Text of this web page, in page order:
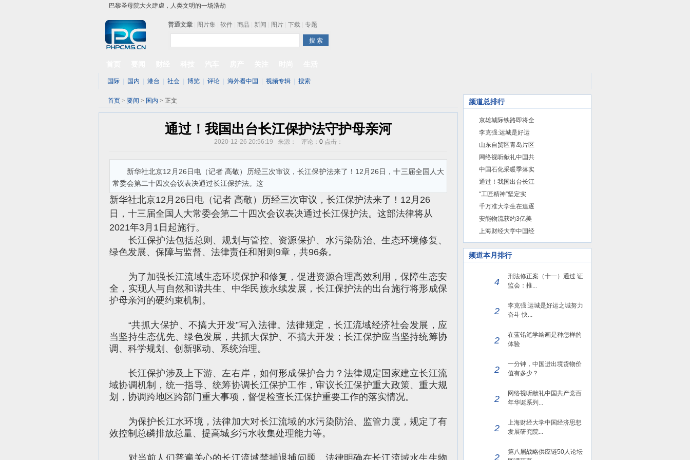
巴黎圣母院大火肆虐，人类文明的一场浩劫
苹果MacOS曝新功能：将iPad作为拓展屏
DS四款新能源车型上海车展亚洲首秀
苹果与高通和解 英特尔失去重要移动客户
高通与苹果达成和解，双方达成6年许可协议
普通文章 图片集 软件 商品 新闻 图片 下载 专题
国际 国内 港台 社会 博览 评论 海外看中国 视频专辑 搜索
首页 > 要闻 > 国内 > 正文
通过！我国出台长江保护法守护母亲河
2020-12-26 20:56:19 来源： 评论： 0点击：
新华社北京12月26日电（记者 高敬）历经三次审议，长江保护法来了！12月26日，十三届全国人大
常委会第二十四次会议表决通过长江保护法。这
新华社北京12月26日电（记者 高敬）历经三次审议，长江保护法来了！12月26
日，十三届全国人大常委会第二十四次会议表决通过长江保护法。这部法律将从
2021年3月1日起施行。
长江保护法包括总则、规划与管控、资源保护、水污染防治、生态环境修复、
绿色发展、保障与监督、法律责任和附则9章，共96条。
为了加强长江流域生态环境保护和修复，促进资源合理高效利用，保障生态安
全，实现人与自然和谐共生、中华民族永续发展，长江保护法的出台施行将形成保
护母亲河的硬约束机制。
“共抓大保护、不搞大开发”写入法律。法律规定，长江流域经济社会发展，应
当坚持生态优先、绿色发展，共抓大保护、不搞大开发；长江保护应当坚持统筹协
调、科学规划、创新驱动、系统治理。
长江保护涉及上下游、左右岸，如何形成保护合力？法律规定国家建立长江流
域协调机制，统一指导、统筹协调长江保护工作，审议长江保护重大政策、重大规
划，协调跨地区跨部门重大事项，督促检查长江保护重要工作的落实情况。
为保护长江水环境，法律加大对长江流域的水污染防治、监管力度，规定了有
效控制总磷排放总量、提高城乡污水收集处理能力等。
对当前人们普遍关心的长江流域禁捕退捕问题，法律明确在长江流域水生生物
频道总排行
京雄城际铁路即将全
李克强:运城是好运
山东自贸区青岛片区
网络视听献礼中国共
中国石化采暖季落实
通过！我国出台长江
“工匠精神”坚定实
千万准大学生在追逐
安能物流获约3亿美
上海财经大学中国经
频道本月排行
4
刑法修正案（十一）通过 证
监会：推...
2
李克强:运城是好运之城努力
奋斗 快...
2
在蓝铅笔学绘画是种怎样的
体验
2
一分钟，中国进出境货物价
值有多少？
2
网络视听献礼中国共产党百
年华诞系列...
2
上海财经大学中国经济思想
发展研究院...
2
第八届战略供应链50人论坛